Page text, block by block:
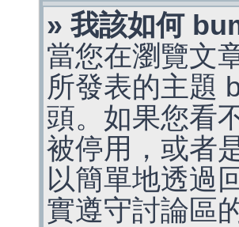
» 我該如何
當您在瀏覽文
所發表的主題
頭。如果您看
被停用，或者
以簡單地透過
實遵守討論區